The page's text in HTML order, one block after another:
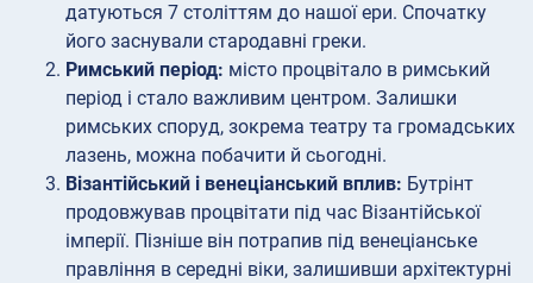
датуються 7 століттям до нашої ери. Спочатку
його заснували стародавні греки.
Римський період: місто процвітало в римський
період і стало важливим центром. Залишки
римських споруд, зокрема театру та громадських
лазень, можна побачити й сьогодні.
Візантійський і венеціанський вплив: Бутрінт
продовжував процвітати під час Візантійської
імперії. Пізніше він потрапив під венеціанське
правління в середні віки, залишивши архітектурні